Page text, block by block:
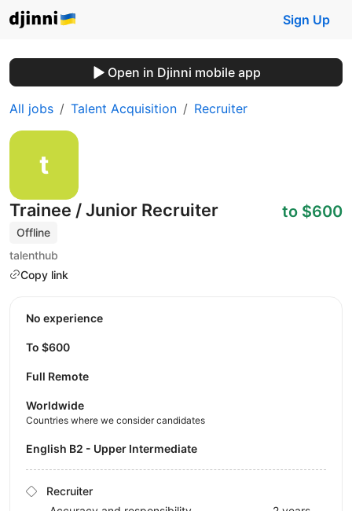
Sign Up
Open in Djinni mobile app
All jobs Talent Acquisition Recruiter
Trainee / Junior Recruiter
Offline
talenthub
Copy link
to $600
No experience
to $600
Full Remote
Worldwide
Countries where we consider candidates
English B2 - Upper Intermediate
Recruiter